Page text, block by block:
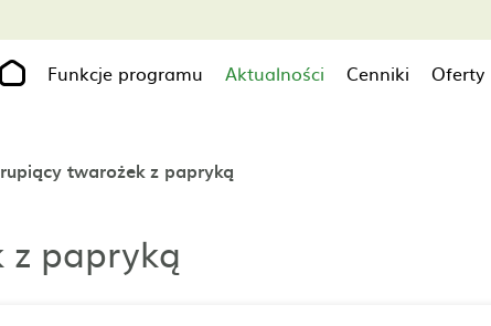
Funkcje programu
Aktualności Cenniki Oferty
twarożek z papryką
papryką